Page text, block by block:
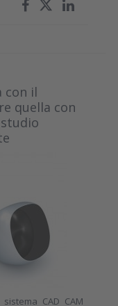
con il
quella con
CAD CAM